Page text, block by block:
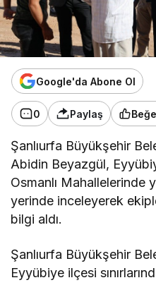
Google'da Abone Ol
0 Paylaş
Şanlıurfa Büyükşehir
Abidin Beyazgül,
Osmanlı Mahallelerinde
yerinde inceleyerek
bilgi aldı.
Şanlıurfa Büyükşehir
Eyyübiye ilçesi